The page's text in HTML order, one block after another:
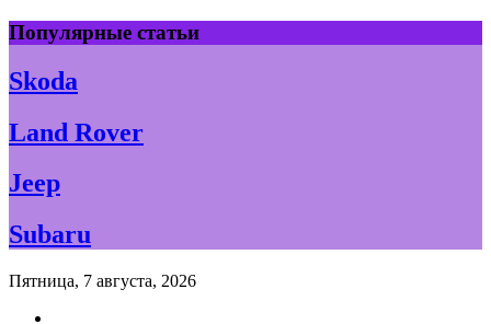
Skip
to
content
Популярные статьи
Skoda
Land Rover
Jeep
Subaru
Пятница, 7 августа, 2026